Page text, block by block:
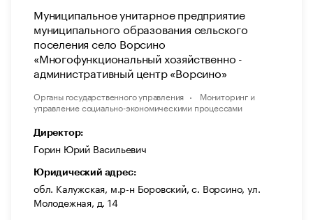
Муниципальное унитарное предприятие
муниципального образования сельского
поселения село Ворсино
«Многофункциональный хозяйственно -
административный центр «Ворсино»
Органы государственного управления
Мониторинг и
управление социально-экономическими процессами
Директор:
Горин Юрий Васильевич
Юридический адрес:
обл. Калужская, м.р-н Боровский, с. Ворсино, ул.
Молодежная, д. 14